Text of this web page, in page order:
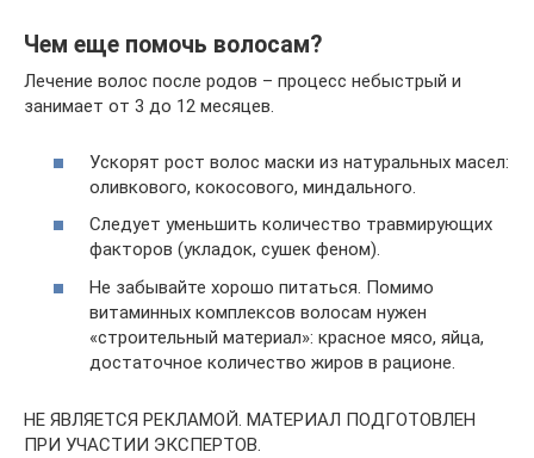
Чем еще помочь волосам?
Лечение волос после родов – процесс небыстрый и
занимает от 3 до 12 месяцев.
Ускорят рост волос маски из натуральных масел:
оливкового, кокосового, миндального.
Следует уменьшить количество травмирующих
факторов (укладок, сушек феном).
Не забывайте хорошо питаться. Помимо
витаминных комплексов волосам нужен
«строительный материал»: красное мясо, яйца,
достаточное количество жиров в рационе.
НЕ ЯВЛЯЕТСЯ РЕКЛАМОЙ. МАТЕРИАЛ ПОДГОТОВЛЕН
ПРИ УЧАСТИИ ЭКСПЕРТОВ.